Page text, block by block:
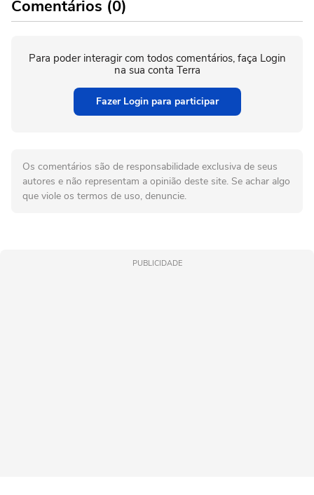
Comentários (0)
Para poder interagir com todos comentários, faça Login
na sua conta Terra
Fazer Login para participar
Os comentários são de responsabilidade exclusiva de seus
autores e não representam a opinião deste site. Se achar algo
que viole os termos de uso, denuncie.
PUBLICIDADE